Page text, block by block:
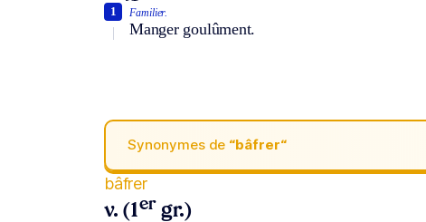
Familier.
Manger goulûment.
1
Synonymes de “bâfrer“
bâfrer
v. (1er gr.)